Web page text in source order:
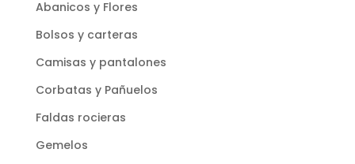
Abanicos y Flores
Bolsos y carteras
Camisas y pantalones
Corbatas y Pañuelos
Faldas rocieras
Gemelos